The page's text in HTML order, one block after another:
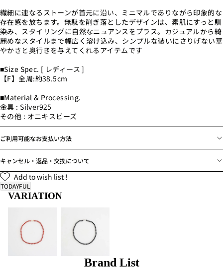
繊細に連なるストーンが首元に沿い、ミニマルでありながら印象的な
存在感を放ちます。無駄を削ぎ落としたデザインは、素肌にすっと馴
染み、スタイリングに自然なニュアンスをプラス。カジュアルから綺
麗めなスタイルまで幅広く溶け込み、シンプルな装いにさりげない華
やかさと奥行きを与えてくれるアイテムです
■Size Spec. [ レディース ]
【F】全周:約38.5cm
■Material & Processing.
金具 : Silver925
その他 : オニキスビーズ
ご利用可能なお支払い方法
キャンセル・返品・交換について
Add to wish list !
TODAYFUL
VARIATION
Brand List